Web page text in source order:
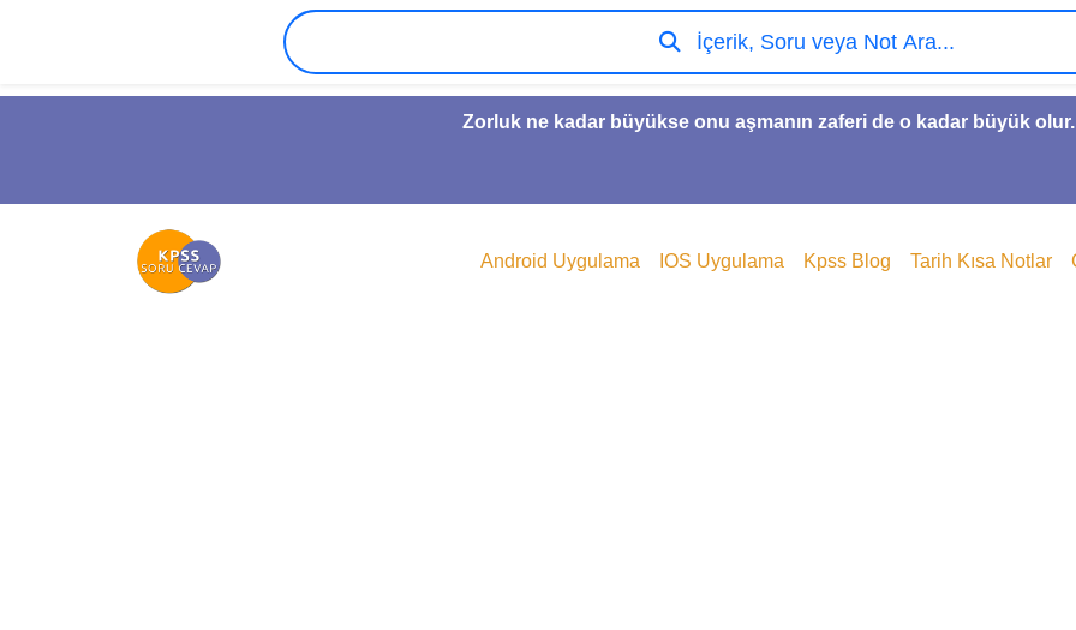
Zorluk ne kadar büyükse onu aşmanın zaferi de o kadar büyük
İçerik, Soru veya Not Ara...
Android Uygulama IOS Uygulama Kpss Blog Tarih Kısa Notlar